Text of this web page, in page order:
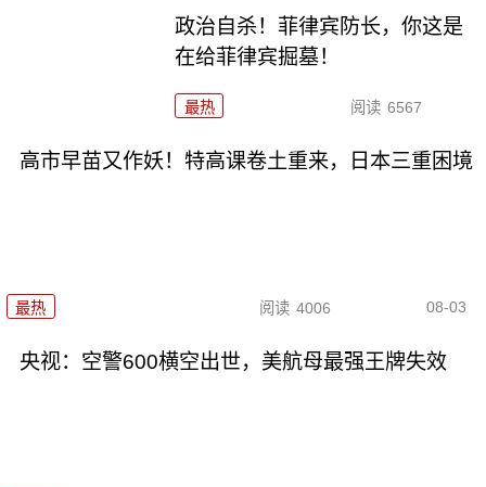
政治自杀！菲律宾防长，你这是
在给菲律宾掘墓！
最热 阅读 6567
高市早苗又作妖！特高课卷土重来，日本三重困境
最热 阅读 4006 08-03
央视：空警600横空出世，美航母最强王牌失效